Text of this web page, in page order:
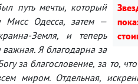
путь мечты, который
Мисс Одесса, затем —
Земля, и теперь
важная. Я благодарна за
за благословение, за то,
миром. Отдельная,